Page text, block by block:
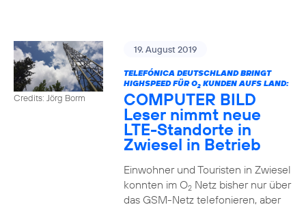
Credits: Jörg Borm
19. August 2019
TELEFÓNICA DEUTSCHLAND BRINGT
HIGHSPEED FÜR O2KUNDEN AUFS LAND:
COMPUTER BILD
Leser nimmt neue
LTE-Standorte in
Zwiesel in Betrieb
Einwohner und Touristen in Zwiesel
konnten im O2Netz bisher nur über
das GSM-Netz telefonieren, aber